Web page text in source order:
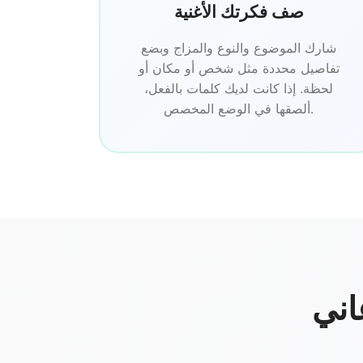
صف فكرتك الأغنية
شارك الموضوع والنوع والمزاج وبضع
تفاصيل محددة مثل شخص أو مكان أو
لحظة. إذا كانت لديك كلمات بالفعل،
ألصقها في الوضع المخصص.